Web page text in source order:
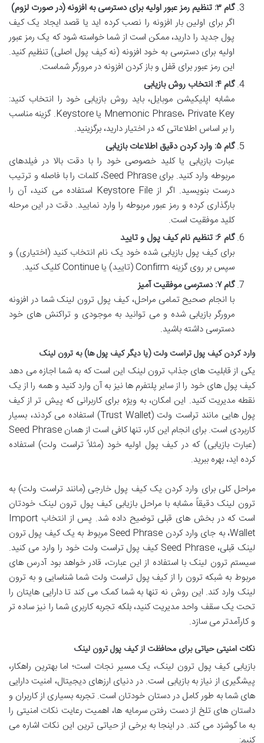
گام ۳: تنظیم رمز عبور اولیه برای دسترسی به افزونه (در صورت لزوم)
اگر برای اولین بار افزونه را نصب کرده اید یا قصد ایجاد یک کیف
پول جدید را دارید، ممکن است از شما خواسته شود که یک رمز عبور
اولیه برای دسترسی به خود افزونه (نه کیف پول اصلی) تنظیم کنید.
این رمز عبور برای قفل و باز کردن افزونه در مرورگر شماست.
گام ۴: انتخاب روش بازیابی
مشابه اپلیکیشن موبایل، باید روش بازیابی خود را انتخاب کنید:
Mnemonic Phrase، Private Key یا Keystore. گزینه مناسب
را بر اساس اطلاعاتی که در اختیار دارید، برگزینید.
گام ۵: وارد کردن دقیق اطلاعات بازیابی
عبارت بازیابی یا کلید خصوصی خود را با دقت بالا در فیلدهای
مربوطه وارد کنید. برای Seed Phrase، کلمات را با فاصله و ترتیب
درست بنویسید. اگر از Keystore File استفاده می کنید، آن را
بارگذاری کرده و رمز عبور مربوطه را وارد نمایید. دقت در این مرحله
کلید موفقیت است.
گام ۶: تنظیم نام کیف پول و تایید
برای کیف پول بازیابی شده خود یک نام انتخاب کنید (اختیاری) و
سپس بر روی گزینه Confirm (تایید) یا Continue کلیک کنید.
گام ۷: دسترسی موفقیت آمیز
با انجام صحیح تمامی مراحل، کیف پول ترون لینک شما در افزونه
مرورگر بازیابی شده و می توانید به موجودی و تراکنش های خود
دسترسی داشته باشید.
وارد کردن کیف پول تراست ولت (یا دیگر کیف پول ها) به ترون لینک
یکی از قابلیت های جذاب ترون لینک این است که به شما اجازه می دهد
کیف پول های خود را از سایر پلتفرم ها نیز به آن وارد کنید و همه را از یک
نقطه مدیریت کنید. این امکان، به ویژه برای کاربرانی که پیش تر از کیف
پول هایی مانند تراست ولت (Trust Wallet) استفاده می کردند، بسیار
کاربردی است. برای انجام این کار، تنها کافی است از همان Seed Phrase
(عبارت بازیابی) که در کیف پول اولیه خود (مثلاً تراست ولت) استفاده
کرده اید، بهره ببرید.
مراحل کلی برای وارد کردن یک کیف پول خارجی (مانند تراست ولت) به
ترون لینک دقیقاً مشابه با مراحل بازیابی کیف پول ترون لینک خودتان
است که در بخش های قبلی توضیح داده شد. پس از انتخاب Import
Wallet، به جای وارد کردن Seed Phrase مربوط به یک کیف پول ترون
لینک قبلی، Seed Phrase کیف پول تراست ولت خود را وارد می کنید.
سیستم ترون لینک با استفاده از این عبارت، قادر خواهد بود آدرس های
مربوط به شبکه ترون را از کیف پول تراست ولت شما شناسایی و به ترون
لینک وارد کند. این روش نه تنها به شما کمک می کند تا دارایی هایتان را
تحت یک سقف واحد مدیریت کنید، بلکه تجربه کاربری شما را نیز ساده تر
و کارآمدتر می سازد.
نکات امنیتی حیاتی برای محافظت از کیف پول ترون لینک
بازیابی کیف پول ترون لینک، یک مسیر نجات است؛ اما بهترین راهکار،
پیشگیری از نیاز به بازیابی است. در دنیای ارزهای دیجیتال، امنیت دارایی
های شما به طور کامل در دستان خودتان است. تجربه بسیاری از کاربران و
داستان های تلخ از دست رفتن سرمایه ها، اهمیت رعایت نکات امنیتی را
به ما گوشزد می کند. در اینجا به برخی از حیاتی ترین این نکات اشاره می